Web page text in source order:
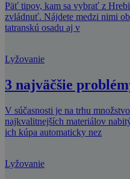
Päť tipov, kam sa vybrať z
zvládnuť. Nájdete medzi nimi
tatranskú osadu aj v
Lyžovanie
3 najväčšie
V súčasnosti je na trhu
najkvalitnejších materiálov
ich kúpa automaticky nez
Lyžovanie